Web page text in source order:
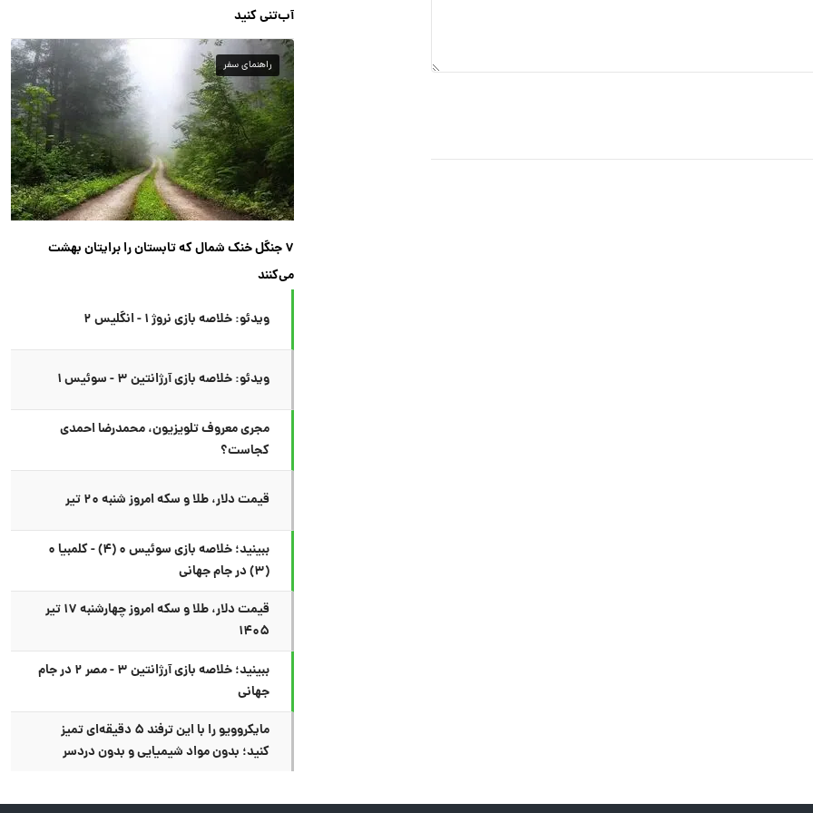
آب‌تنی کنید
راهنمای سفر
۷ جنگل خنک شمال که تابستان را برایتان بهشت
می‌کنند
ویدئو: خلاصه بازی نروژ ۱ - انگلیس ۲
ویدئو: خلاصه بازی آرژانتین ۳ - سوئیس ۱
مجری معروف تلویزیون، محمدرضا احمدی
کجاست؟
قیمت دلار، طلا و سکه امروز شنبه ۲۰ تیر
ببینید؛ خلاصه بازی سوئیس ۰ (۴) - کلمبیا ۰
(۳) در جام جهانی
قیمت دلار، طلا و سکه امروز چهارشنبه ۱۷ تیر
۱۴۰۵
ببینید؛ خلاصه بازی آرژانتین ۳ - مصر ۲ در جام
جهانی
مایکروویو را با این ترفند ۵ دقیقه‌ای تمیز
کنید؛ بدون مواد شیمیایی و بدون دردسر